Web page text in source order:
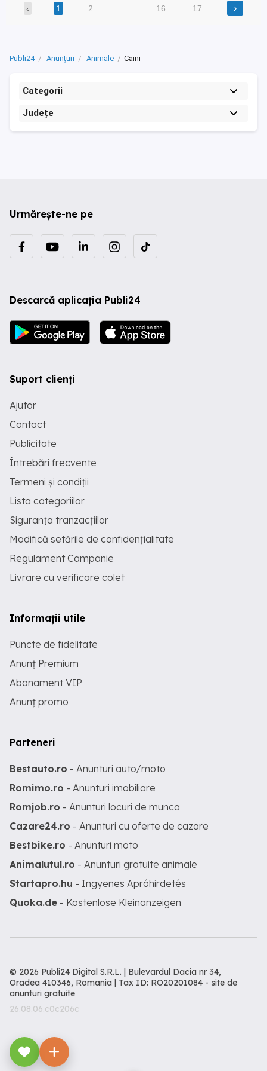
‹ 1 2 16 17 ›
Publi24 Anunțuri Animale Caini
Categorii
Județe
Urmărește-ne pe
Descarcă aplicația Publi24
Suport clienți
Ajutor
Contact
Publicitate
Întrebări frecvente
Termeni și condiții
Lista categoriilor
Siguranța tranzacțiilor
Modifică setările de confidențialitate
Regulament Campanie
Livrare cu verificare colet
Informații utile
Puncte de fidelitate
Anunț Premium
Abonament VIP
Anunț promo
Parteneri
Bestauto.ro - Anunturi auto/moto
Romimo.ro - Anunturi imobiliare
Romjob.ro - Anunturi locuri de munca
Cazare24.ro - Anunturi cu oferte de cazare
Bestbike.ro - Anunturi moto
Animalutul.ro - Anunturi gratuite animale
Startapro.hu - Ingyenes Apróhirdetés
Quoka.de - Kostenlose Kleinanzeigen
© 2026 Publi24 Digital S.R.L. | Bulevardul Dacia nr 34,
Oradea 410346, Romania | Tax ID: RO20201084 - site de
anunturi gratuite
26.08.06.c0c206c